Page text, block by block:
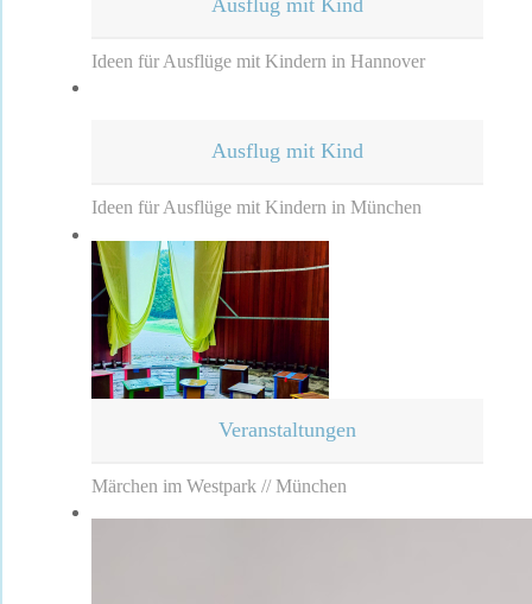
Ideen für Ausflüge mit Kindern in Hannover
Ausflug mit Kind
Ideen für Ausflüge mit Kindern in München
Veranstaltungen
Märchen im Westpark // München